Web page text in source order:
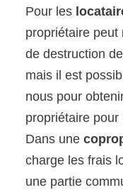
Pour les
propriétaire peut
de destruction
mais il est
nous pour
propriétaire
Dans une
charge les frais
une partie